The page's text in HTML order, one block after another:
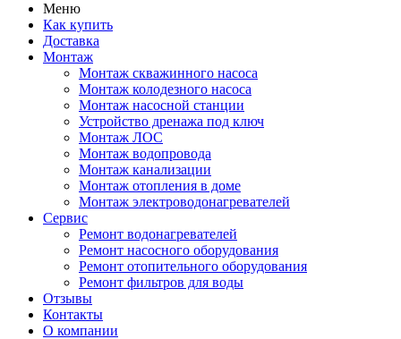
Меню
Как купить
Доставка
Монтаж
Монтаж скважинного насоса
Монтаж колодезного насоса
Монтаж насосной станции
Устройство дренажа под ключ
Монтаж ЛОС
Монтаж водопровода
Монтаж канализации
Монтаж отопления в доме
Монтаж электроводонагревателей
Сервис
Ремонт водонагревателей
Ремонт насосного оборудования
Ремонт отопительного оборудования
Ремонт фильтров для воды
Отзывы
Контакты
О компании